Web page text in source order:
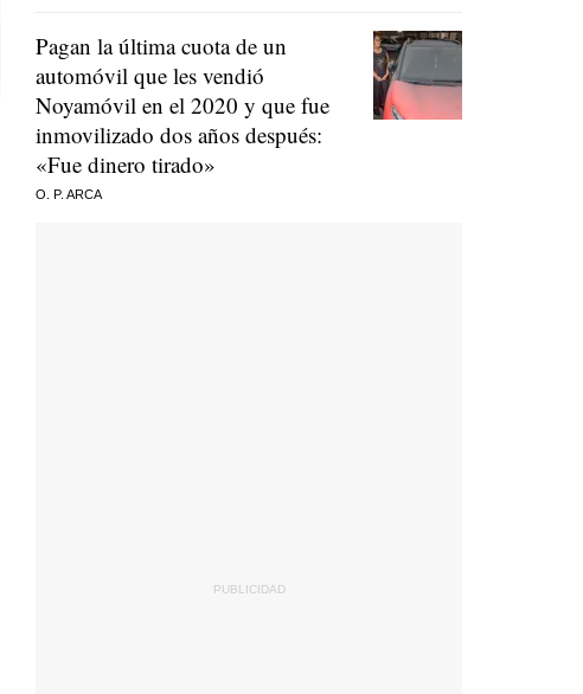
Pagan la última cuota de un
automóvil que les vendió
Noyamóvil en el 2020 y que fue
inmovilizado dos años después:
«Fue dinero tirado»
O. P. ARCA